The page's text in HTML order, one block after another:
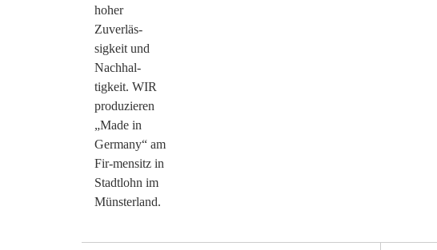
hoher
Zuverläs-
sigkeit und
Nachhal-
tigkeit. WIR
produzieren
„Made in
Germany“ am
Fir-mensitz in
Stadtlohn im
Münsterland.